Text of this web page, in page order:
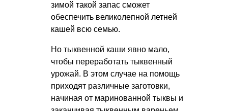
зимой такой запас сможет
обеспечить великолепной летней
кашей всю семью.
Но тыквенной каши явно мало,
чтобы переработать тыквенный
урожай. В этом случае на помощь
приходят различные заготовки,
начиная от маринованной тыквы и